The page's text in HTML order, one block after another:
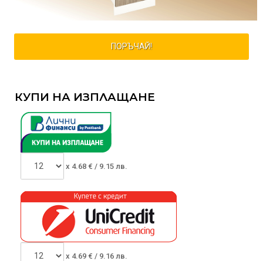
ПОРЪЧАЙ!
КУПИ НА ИЗПЛАЩАНЕ
x 4.68 € / 9.15 лв.
x 4.69 € / 9.16 лв.